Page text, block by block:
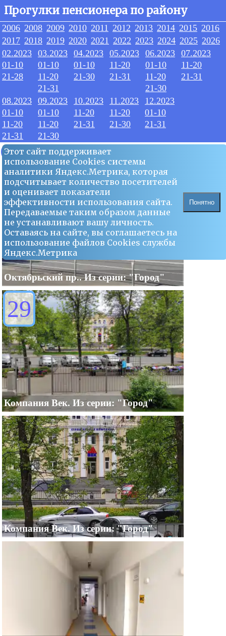
Прогулки пенсионера по району
2006 2008 2009 2010 2011 2012 2013 2014 2015 2016
2017 2018 2019 2020 2021 2022 2023 2024 2025 2026
02.2023
01-10
21-28
03.2023
01-10
11-20
21-31
04.2023
01-10
21-30
05.2023
11-20
21-31
06.2023
01-10
11-20
21-30
07.2023
11-20
21-31
08.2023
01-10
11-20
21-31
09.2023
01-10
11-20
21-30
10.2023
11-20
21-31
11.2023
11-20
21-30
12.2023
01-10
21-31
Этот сайт поддерживает
использование Сookies системы
аналитики Яндекс.Метрика, которая
подсчитывает количество посетителей
и оценивает показатели
эффективности использования сайта.
Передаваемые таким образом данные
не устанавливают вашу личность.
Оставаясь на сайте, вы соглашаетесь на
использование файлов Сookies службы
Яндекс.Метрика
Понятно
05.2023
19
Октябрьский пр.. Из серии: "Город"
29
Компания Век. Из серии: "Город"
Компания Век. Из серии: "Город"